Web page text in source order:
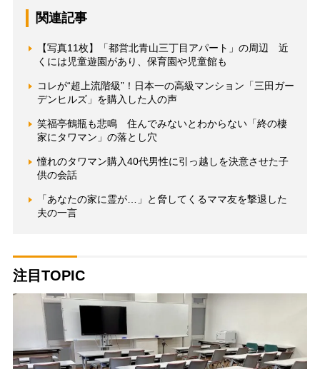
関連記事
【写真11枚】「都営北青山三丁目アパート」の周辺 近
くには児童遊園があり、保育園や児童館も
コレが“超上流階級”！日本一の高級マンション「三田ガー
デンヒルズ」を購入した人の声
笑福亭鶴瓶も悲鳴 住んでみないとわからない「終の棲
家にタワマン」の落とし穴
憧れのタワマン購入40代男性に引っ越しを決意させた子
供の会話
「あなたの家に霊が…」と脅してくるママ友を撃退した
夫の一言
注目TOPIC